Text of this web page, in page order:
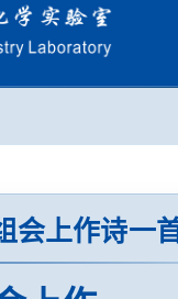
会上作诗一